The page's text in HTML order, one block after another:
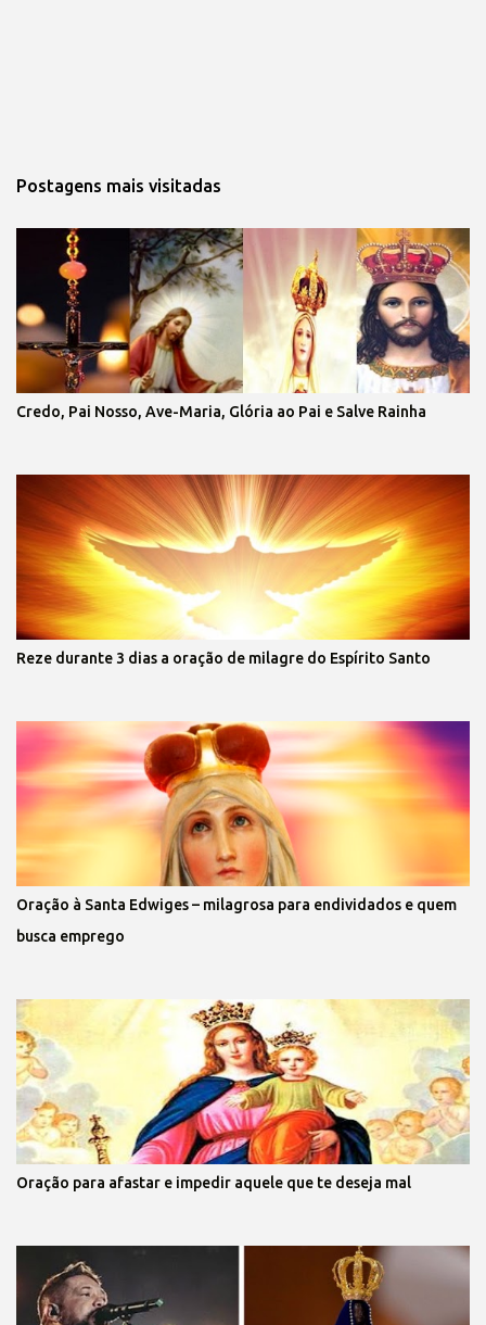
Postagens mais visitadas
Credo, Pai Nosso, Ave-Maria, Glória ao Pai e Salve Rainha
Reze durante 3 dias a oração de milagre do Espírito Santo
Oração à Santa Edwiges – milagrosa para endividados e quem
busca emprego
Oração para afastar e impedir aquele que te deseja mal